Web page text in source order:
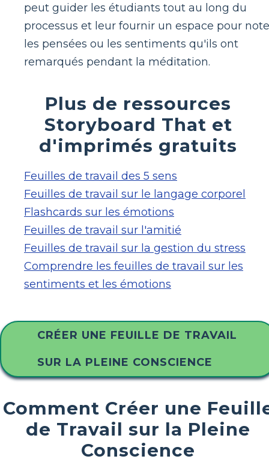
peut guider les étudiants tout au long du
processus et leur fournir un espace pour
les pensées ou les sentiments qu'ils ont
remarqués pendant la méditation.
Plus de ressources
Storyboard That et
d'imprimés gratuits
Feuilles de travail des 5 sens
Feuilles de travail sur le langage corporel
Flashcards sur les émotions
Feuilles de travail sur l'amitié
Feuilles de travail sur la gestion du stress
Comprendre les feuilles de travail sur les
sentiments et les émotions
CRÉER UNE FEUILLE DE TRAVAIL
SUR LA PLEINE CONSCIENCE
Comment Créer une
de Travail sur la Pleine
Conscience